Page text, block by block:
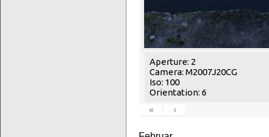
Aperture: 2
Camera: M2007J20CG
Iso: 100
Orientation: 6
«
‹